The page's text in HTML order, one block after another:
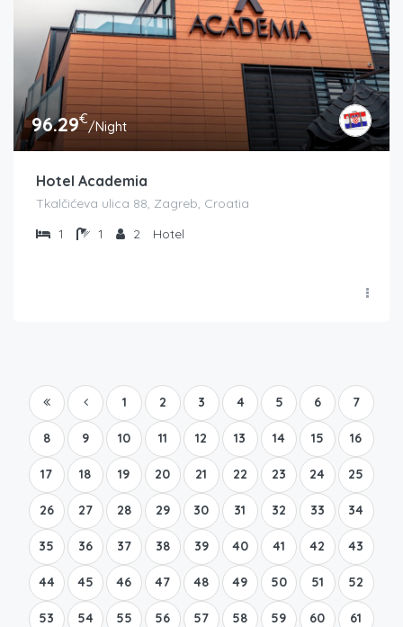
96.29€/Night
Hotel Academia
Tkalčićeva ulica 88, Zagreb, Croatia
1
1 2 Hotel
1 2 3 4 5 6 7
8 9 10 11 12 13 14 15 16
17 18 19 20 21 22 23 24 25
26 27 28 29 30 31 32 33 34
35 36 37 38 39 40 41 42 43
44 45 46 47 48 49 50 51 52
53 54 55 56 57 58 59 60 61